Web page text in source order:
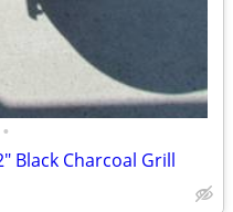
•
Black Charcoal Grill